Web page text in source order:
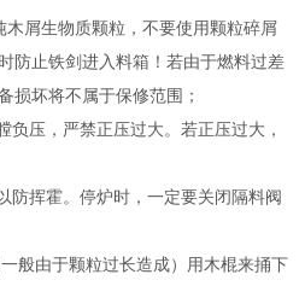
屑生物质颗粒，不要使用颗粒碎屑
防止铁剑进入料箱！若由于燃料过差
损坏将不属于保修范围；
负压，严禁正压过大。若正压过大，
防挥霍。停炉时，一定要关闭隔料阀
般由于颗粒过长造成）用木棍来捅下